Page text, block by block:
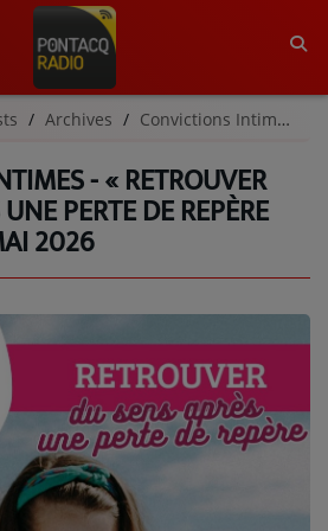
2027
Archives Convictions Intimes | Archives
- « RETROUVER
PERTE DE REPÈRE
2026